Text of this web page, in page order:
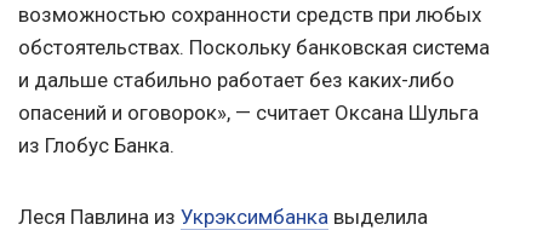
возможностью сохранности средств при любых
обстоятельствах. Поскольку банковская система
и дальше стабильно работает без каких-либо
опасений и оговорок», — считает Оксана Шульга
из Глобус Банка.
Леся Павлина из Укрэксимбанка выделила